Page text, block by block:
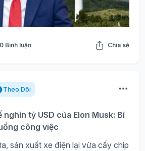
0 Bình luận Chia sẻ
Theo Dõi
tỷ USD của Elon Musk: Bí
công việc
sản xuất xe điện lại vừa cấy chip